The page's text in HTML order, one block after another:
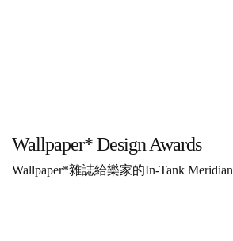
Wallpaper* Design Awards
Wallpaper*雜誌給樂家的In-Tank